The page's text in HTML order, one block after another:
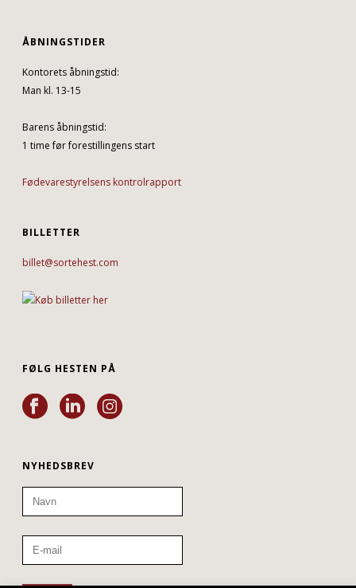
ÅBNINGSTIDER
Kontorets åbningstid:
Man kl. 13-15
Barens åbningstid:
1 time før forestillingens start
Fødevarestyrelsens kontrolrapport
BILLETTER
billet@sortehest.com
FØLG HESTEN PÅ
NYHEDSBREV